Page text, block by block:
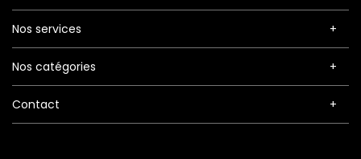
Nos services
Nos catégories
Contact